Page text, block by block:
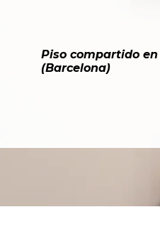
Piso compartido
(Barcelona)